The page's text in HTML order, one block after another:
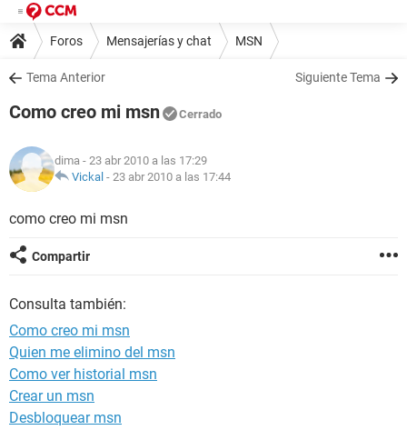
Foros Mensajerías y chat MSN
Tema Anterior Siguiente Tema
Como creo mi msn Cerrado
dima - 23 abr 2010 a las 17:29
Vickal - 23 abr 2010 a las 17:44
como creo mi msn
Compartir
Consulta también:
Como creo mi msn
Quien me elimino del msn
Como ver historial msn
Crear un msn
Desbloquear msn